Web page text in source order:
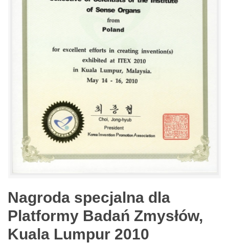
Nagroda specjalna dla
Platformy Badań Zmysłów,
Kuala Lumpur 2010